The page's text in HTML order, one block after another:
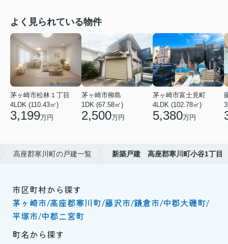
よく見られている物件
茅ヶ崎市松林１丁目
4LDK (110.43㎡)
3,199万円
茅ヶ崎市柳島
1DK (67.58㎡)
2,500万円
茅ヶ崎市富士見町
4LDK (102.78㎡)
5,380万円
高座郡寒川町の戸建一覧 新築戸建 高座郡寒川町小谷1丁目
市区町村から探す
茅ヶ崎市 高座郡寒川町 藤沢市 鎌倉市 中郡大磯町
平塚市 中郡二宮町
町名から探す